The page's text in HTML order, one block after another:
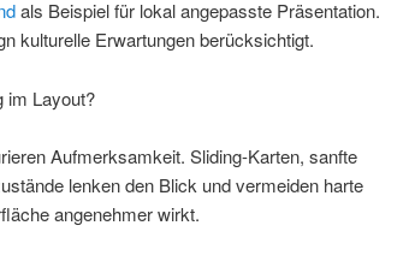
als Beispiel für lokal angepasste Präsentation.
kulturelle Erwartungen berücksichtigt.
im Layout?
Aufmerksamkeit. Sliding-Karten, sanfte
lenken den Blick und vermeiden harte
angenehmer wirkt.